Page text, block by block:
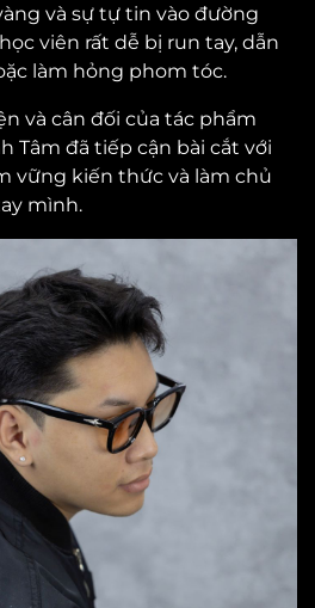
và sự tự tin vào đường
viên rất dễ bị run tay, dẫn
làm hỏng phom tóc.
và cân đối của tác phẩm
Tâm đã tiếp cận bài cắt với
vững kiến thức và làm chủ
mình.